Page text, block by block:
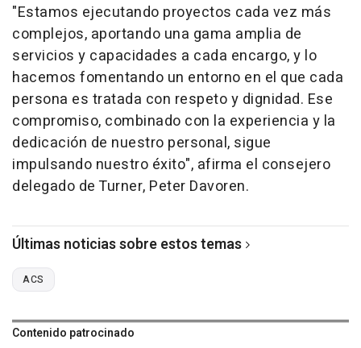
"Estamos ejecutando proyectos cada vez más
complejos, aportando una gama amplia de
servicios y capacidades a cada encargo, y lo
hacemos fomentando un entorno en el que cada
persona es tratada con respeto y dignidad. Ese
compromiso, combinado con la experiencia y la
dedicación de nuestro personal, sigue
impulsando nuestro éxito", afirma el consejero
delegado de Turner, Peter Davoren.
Últimas noticias sobre estos temas
ACS
Contenido patrocinado